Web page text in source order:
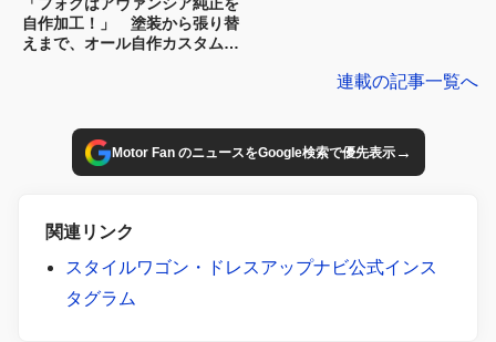
自作加工！」 塗装から張り替
えまで、オール自作カスタムの
連載の記事一覧へ
Motor Fan のニュースをGoogle検索で優先表示→
関連リンク
スタイルワゴン・ドレスアップナビ公式インス
タグラム